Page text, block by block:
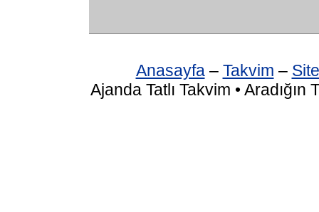
Anasayfa– Takvim –
Ajanda Tatlı Takvim •